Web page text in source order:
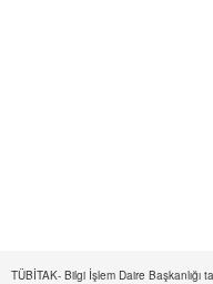
TÜBİTAK- Bilgi İşlem Daire Başkanlığı